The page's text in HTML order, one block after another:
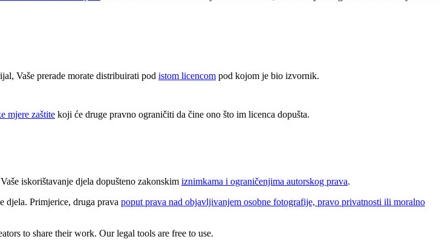
Vaše prerade morate distribuirati pod istom licencom pod kojom je bio izvornik.
mjere zaštite koji će druge pravno ograničiti da čine ono što im licenca dopušta.
iskorištavanje djela dopušteno zakonskim iznimkama i ograničenjima autorskog prava.
djela. Primjerice, druga prava poput prava nad objavljivanjem osobne fotografije, pravo privatnosti ili moralno
to share their work. Our legal tools are free to use.